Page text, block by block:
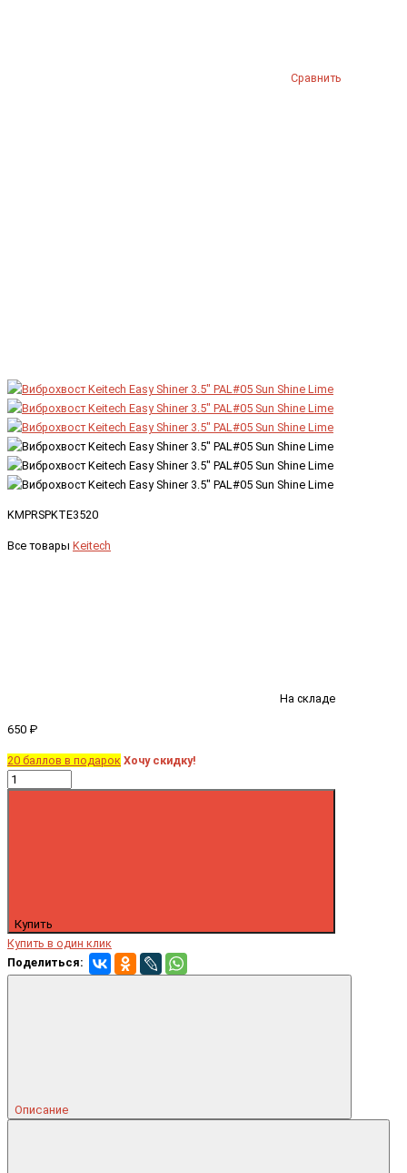
Сравнить
KMPRSPKTE3520
Все товары Keitech
На складе
650 ₽
20 баллов в подарок Хочу скидку!
Купить
Купить в один клик
Поделиться:
Описание